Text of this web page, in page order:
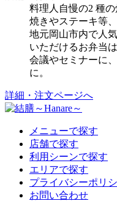
料理人自慢の2 種
焼きやステーキ等
地元岡山市内で人
いただけるお弁当
会議やセミナーに
に。
詳細・注文ページへ
メニューで探す
店舗で探す
利用シーンで探す
エリアで探す
プライバシーポリ
お問い合わせ